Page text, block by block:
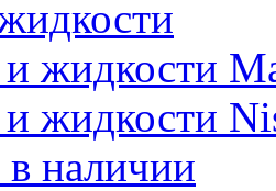
жидкости
жидкости
в наличии